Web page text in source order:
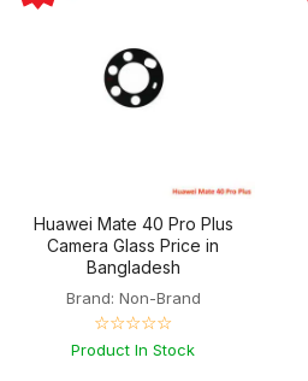
Huawei Mate 40 Pro Plus
Camera Glass Price in
Bangladesh
Brand: Non-Brand
☆☆☆☆☆
Product In Stock